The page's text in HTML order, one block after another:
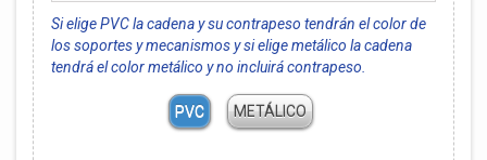
Si elige PVC la cadena y su contrapeso tendrán el color de
los soportes y mecanismos y si elige metálico la cadena
tendrá el color metálico y no incluirá contrapeso.
PVC METÁLICO